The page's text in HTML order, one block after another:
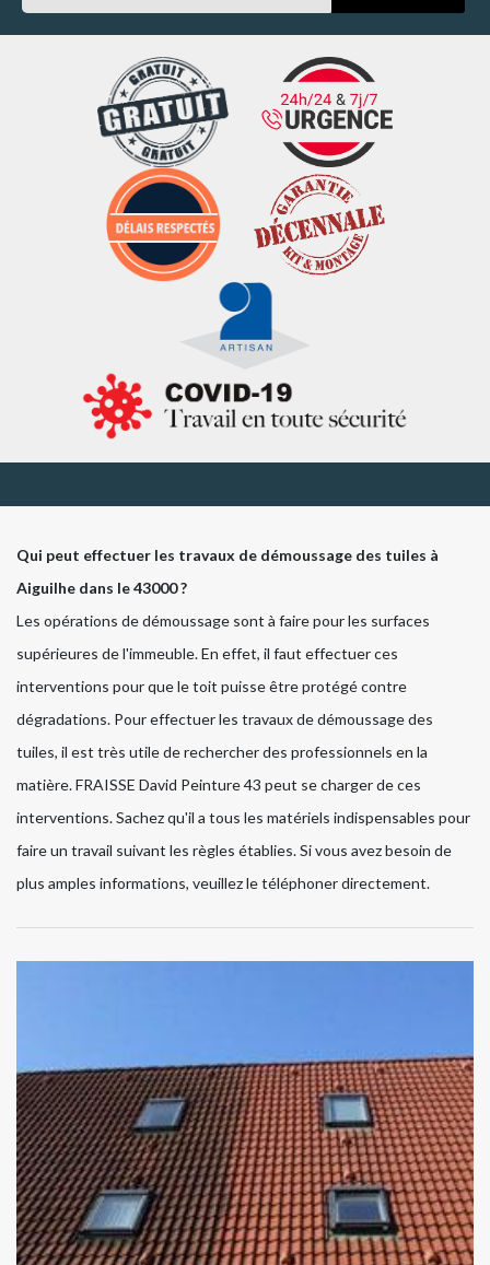
Qui peut effectuer les travaux de démoussage des tuiles à
Aiguilhe dans le 43000 ?
Les opérations de démoussage sont à faire pour les surfaces
supérieures de l'immeuble. En effet, il faut effectuer ces
interventions pour que le toit puisse être protégé contre
dégradations. Pour effectuer les travaux de démoussage des
tuiles, il est très utile de rechercher des professionnels en la
matière. FRAISSE David Peinture 43 peut se charger de ces
interventions. Sachez qu'il a tous les matériels indispensables pour
faire un travail suivant les règles établies. Si vous avez besoin de
plus amples informations, veuillez le téléphoner directement.